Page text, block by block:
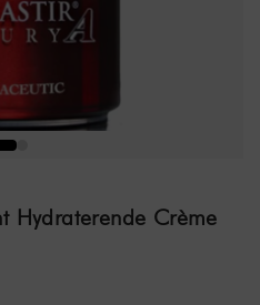
Hydraterende Crème